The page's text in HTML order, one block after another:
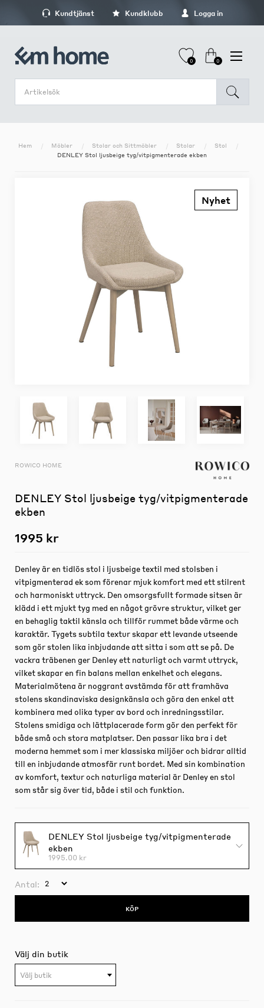
Kundtjänst Kundklubb Logga in
0 0
Hem Möbler Stolar och Sittmöbler Stolar
Stol
DENLEY Stol ljusbeige tyg/vitpigmenterade ekben
Nyhet
ROWICO HOME
DENLEY Stol ljusbeige tyg/vitpigmenterade
ekben
1995 kr
Denley är en tidlös stol i ljusbeige textil med stolsben i
vitpigmenterad ek som förenar mjuk komfort med ett stilrent
och harmoniskt uttryck. Den omsorgsfullt formade sitsen är
klädd i ett mjukt tyg med en något grövre struktur, vilket ger
en behaglig taktil känsla och tillför rummet både värme och
karaktär. Tygets subtila textur skapar ett levande utseende
som gör stolen lika inbjudande att sitta i som att se på. De
vackra träbenen ger Denley ett naturligt och varmt uttryck,
vilket skapar en fin balans mellan enkelhet och elegans.
Materialmötena är noggrant avstämda för att framhäva
stolens skandinaviska designkänsla och göra den enkel att
kombinera med olika typer av bord och inredningsstilar.
Stolens smidiga och lättplacerade form gör den perfekt för
både små och stora matplatser. Den passar lika bra i det
moderna hemmet som i mer klassiska miljöer och bidrar alltid
till en inbjudande atmosfär runt bordet. Med sin kombination
av komfort, textur och naturliga material är Denley en stol
som står sig över tid, både i stil och funktion.
DENLEY Stol ljusbeige tyg/vitpigmenterade
ekben
1995.00 kr
Antal:
KÖP
Välj din butik
Välj butik